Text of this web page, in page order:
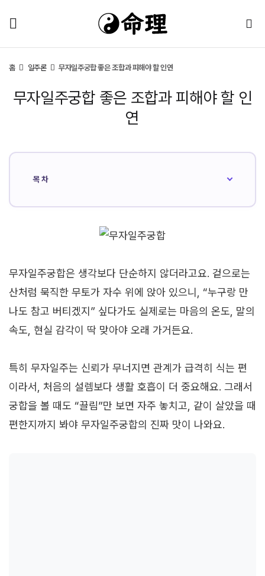
홈 일주론 무자일주궁합 좋은 조합과 피해야 할 인연
무자일주궁합 좋은 조합과 피해야 할 인
연
목차
무자일주궁합은 생각보다 단순하지 않더라고요. 겉으로는
산처럼 묵직한 무토가 자수 위에 앉아 있으니, “누구랑 만
나도 참고 버티겠지” 싶다가도 실제로는 마음의 온도, 말의
속도, 현실 감각이 딱 맞아야 오래 가거든요.
특히 무자일주는 신뢰가 무너지면 관계가 급격히 식는 편
이라서, 처음의 설렘보다 생활 호흡이 더 중요해요. 그래서
궁합을 볼 때도 “끌림”만 보면 자주 놓치고, 같이 살았을 때
편한지까지 봐야 무자일주궁합의 진짜 맛이 나와요.